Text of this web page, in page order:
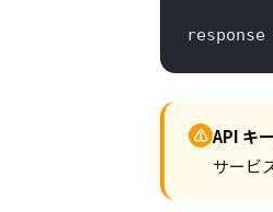
⚠ API キ
サービ